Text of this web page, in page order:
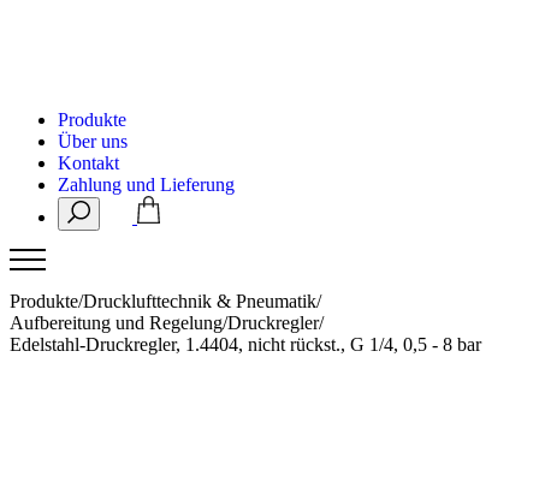
Produkte
Über uns
Kontakt
Zahlung und Lieferung
Produkte/Drucklufttechnik & Pneumatik/
Aufbereitung und Regelung/Druckregler/
Edelstahl-Druckregler, 1.4404, nicht rückst., G 1/4, 0,5 - 8 bar